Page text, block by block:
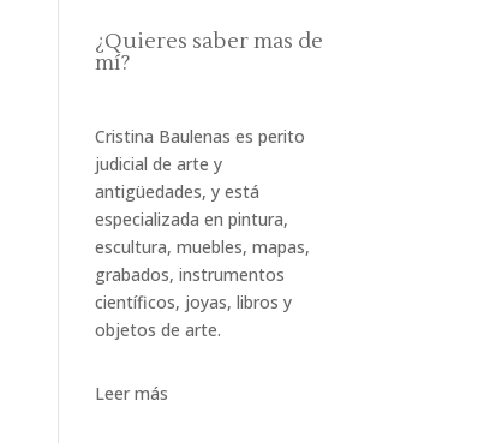
¿Quieres saber mas de
mí?
Cristina Baulenas es perito
judicial de arte y
antigüedades, y está
especializada en pintura,
escultura, muebles, mapas,
grabados, instrumentos
científicos, joyas, libros y
objetos de arte.
Leer más